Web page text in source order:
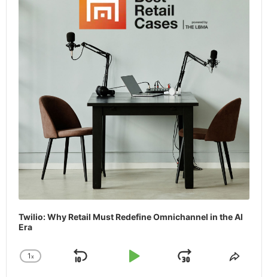
Twilio: Why Retail Must Redefine Omnichannel in the AI
Era
Change
1x
Skip
Play
Jump
Share